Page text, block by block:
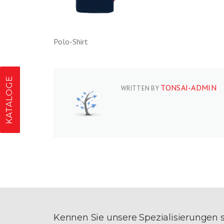
Polo-Shirt
WRITTEN BY TONSAI-ADMIN
KATALOGE
Kennen Sie unsere Spezialisierungen